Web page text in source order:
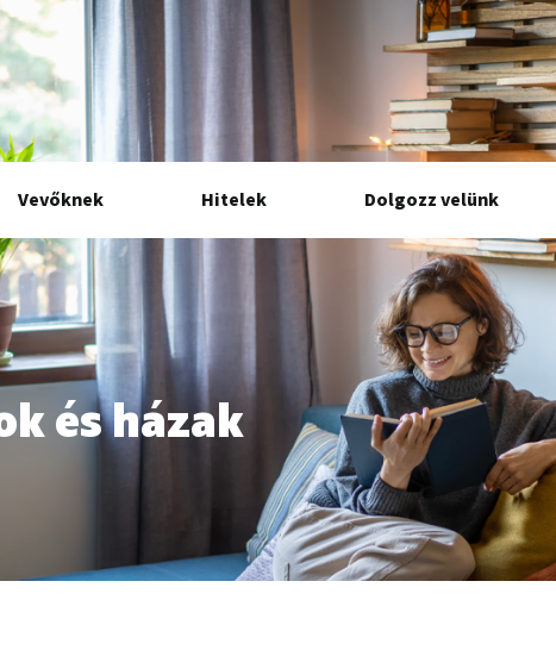
Vevőknek Hitelek Dolgozz velünk
és házak